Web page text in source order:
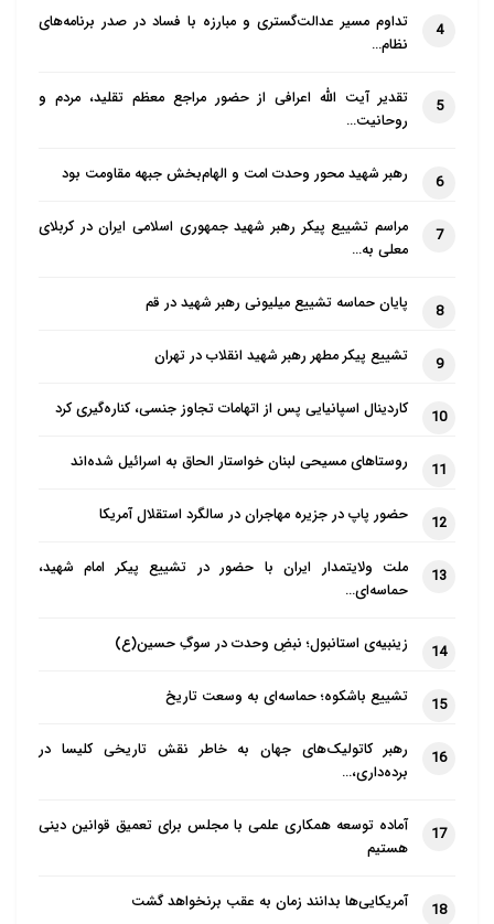
4
تداوم مسیر عدالت‌گستری و مبارزه با فساد در صدر برنامه‌های
نظام…
5
تقدیر آیت الله اعرافی از حضور مراجع معظم تقلید، مردم و
روحانیت…
6 رهبر شهید محور وحدت امت و الهام‌بخش جبهه مقاومت بود
7
مراسم تشییع پیکر رهبر شهید جمهوری اسلامی ایران در کربلای
معلی به…
8 پایان حماسه تشییع میلیونی رهبر شهید در قم
9 تشییع پیکر مطهر رهبر شهید انقلاب در تهران
10 کاردینال اسپانیایی پس از اتهامات تجاوز جنسی، کناره‌گیری کرد
11 روستاهای مسیحی لبنان خواستار الحاق به اسرائیل شده‌اند
12 حضور پاپ در جزیره مهاجران در سالگرد استقلال آمریکا
13
ملت ولایتمدار ایران با حضور در تشییع پیکر امام شهید،
حماسه‌ای…
14 زینبیه‌ی استانبول؛ نبضِ وحدت در سوگِ حسین(ع)
15 تشییع باشکوه؛ حماسه‌ای به وسعت تاریخ
16
رهبر کاتولیک‌های جهان به خاطر نقش تاریخی کلیسا در
برده‌داری،…
17
آماده توسعه همکاری علمی با مجلس برای تعمیق قوانین دینی
هستیم
18 آمریکایی‌ها بدانند زمان به عقب برنخواهد گشت